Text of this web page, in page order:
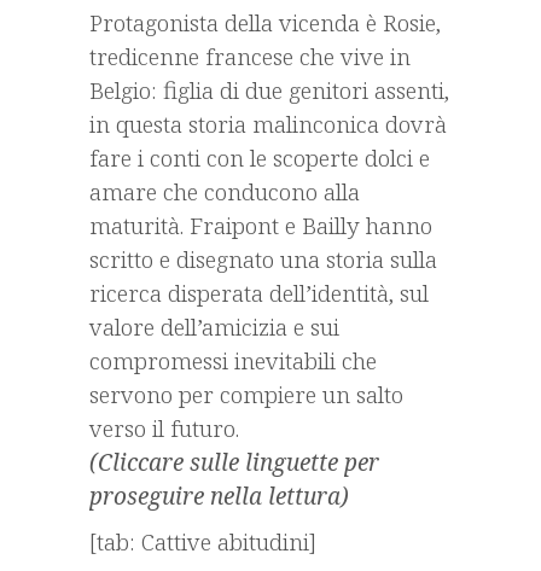
Protagonista della vicenda è Rosie,
tredicenne francese che vive in
Belgio: figlia di due genitori assenti,
in questa storia malinconica dovrà
fare i conti con le scoperte dolci e
amare che conducono alla
maturità. Fraipont e Bailly hanno
scritto e disegnato una storia sulla
ricerca disperata dell’identità, sul
valore dell’amicizia e sui
compromessi inevitabili che
servono per compiere un salto
verso il futuro.
(Cliccare sulle linguette per
proseguire nella lettura)
[tab: Cattive abitudini]